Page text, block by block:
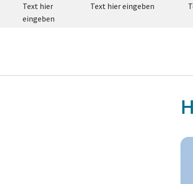
Text hier
eingeben
Text hier eingeben